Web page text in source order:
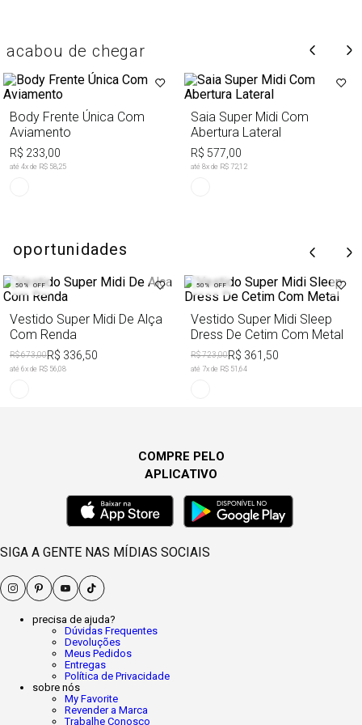
acabou de chegar
Body Frente Única Com
Aviamento
R$ 233,00
até 4x de R$ 58,25
Saia Super Midi Com
Abertura Lateral
R$ 577,00
até 8x de R$ 72,12
oportunidades
50% OFF
Vestido Super Midi De Alça
Com Renda
R$ 673,00R$ 336,50
até 6x de R$ 56,08
50% OFF
Vestido Super Midi Sleep
Dress De Cetim Com Metal
R$ 723,00R$ 361,50
até 7x de R$ 51,64
precisa de ajuda?
Dúvidas Frequentes
Devoluções
Meus Pedidos
Entregas
Política de Privacidade
sobre nós
My Favorite
Revender a Marca
Trabalhe Conosco
COMPRE PELO
APLICATIVO
SIGA A GENTE NAS MÍDIAS SOCIAIS